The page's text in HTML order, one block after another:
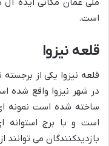
است.
قلعه نیزوا
قلعه نیزوا یکی از
در شهر نیزوا واقع شده
ساخته شده است نمونه
است و با برج استوانه
بازدیدکنندگان می